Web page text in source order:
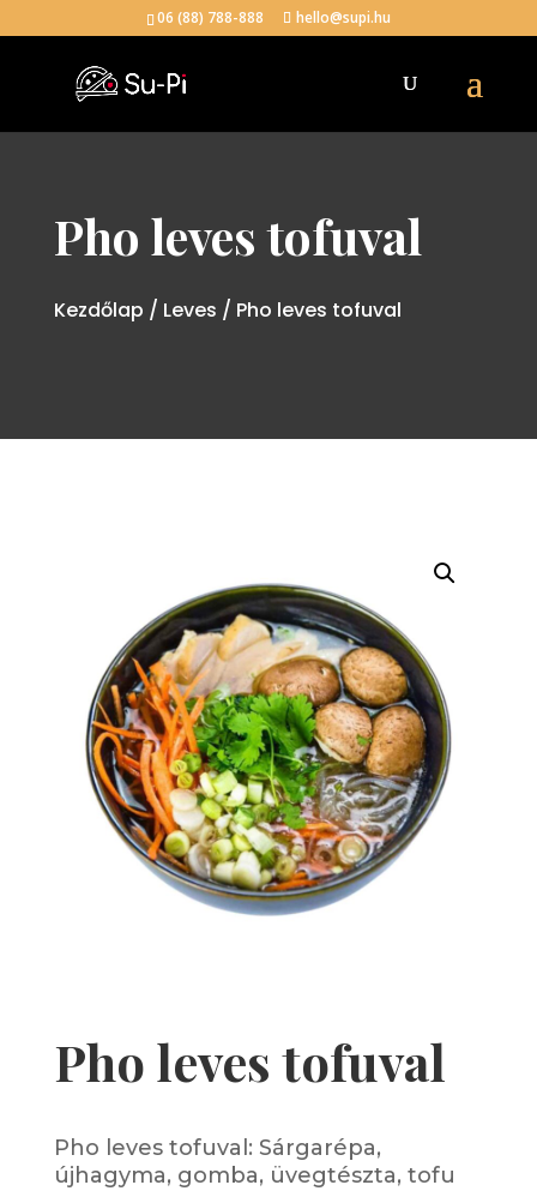
06 (88) 788-888 hello@supi.hu
Pho leves tofuval
Kezdőlap / Leves / Pho leves tofuval
Pho leves tofuval
Pho leves tofuval: Sárgarépa,
újhagyma, gomba, üvegtészta, tofu